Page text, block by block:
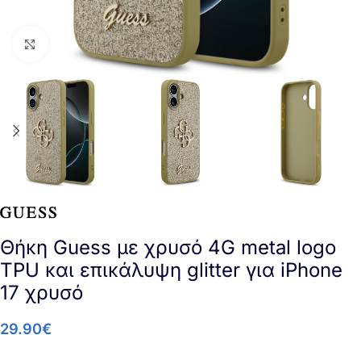
Click to enlarge
Θήκη Guess με χρυσό 4G metal logo
TPU και επικάλυψη glitter για iPhone
17 χρυσό
29.90€